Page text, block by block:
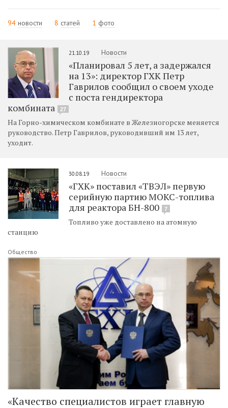
94 новости 8 статей 1 фото
21.10.19 Новости
«Планировал 5 лет, а задержался
на 13»: директор ГХК Петр
Гаврилов сообщил о своем уходе
с поста гендиректора
комбината
27
На Горно-химическом комбинате в Железногорске меняется
руководство. Петр Гаврилов, руководивший им 13 лет,
уходит.
30.08.19 Новости
«ГХК» поставил «ТВЭЛ» первую
серийную партию МОКС-топлива
для реактора БН-800
7
Топливо уже доставлено на атомную
станцию
Общество
«Качество специалистов играет главную